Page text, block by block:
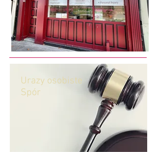
Urazy osobiste
Spór